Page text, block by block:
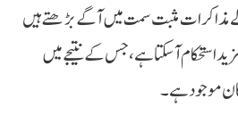
مذاکرات مثبت سمت میں آگے بڑھتے ہیں
استحکام آ سکتا ہے، جس کے نتیجے میں
موجود ہے۔